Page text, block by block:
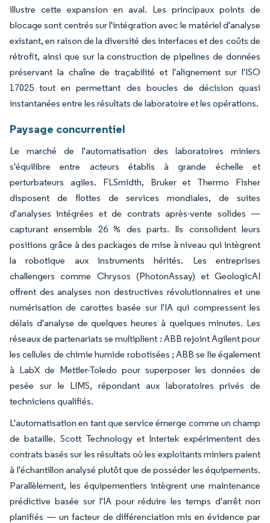
illustre cette expansion en aval. Les principaux points de
blocage sont centrés sur l'intégration avec le matériel d'analyse
existant, en raison de la diversité des interfaces et des coûts de
rétrofit, ainsi que sur la construction de pipelines de données
préservant la chaîne de traçabilité et l'alignement sur l'ISO
17025 tout en permettant des boucles de décision quasi
instantanées entre les résultats de laboratoire et les opérations.
Paysage concurrentiel
Le marché de l'automatisation des laboratoires miniers
s'équilibre entre acteurs établis à grande échelle et
perturbateurs agiles. FLSmidth, Bruker et Thermo Fisher
disposent de flottes de services mondiales, de suites
d'analyses intégrées et de contrats après-vente solides —
capturant ensemble 26 % des parts. Ils consolident leurs
positions grâce à des packages de mise à niveau qui intègrent
la robotique aux instruments hérités. Les entreprises
challengers comme Chrysos (PhotonAssay) et GeologicAI
offrent des analyses non destructives révolutionnaires et une
numérisation de carottes basée sur l'IA qui compressent les
délais d'analyse de quelques heures à quelques minutes. Les
réseaux de partenariats se multiplient : ABB rejoint Agilent pour
les cellules de chimie humide robotisées ; ABB se lie également
à LabX de Mettler-Toledo pour superposer les données de
pesée sur le LIMS, répondant aux laboratoires privés de
techniciens qualifiés.
L'automatisation en tant que service émerge comme un champ
de bataille. Scott Technology et Intertek expérimentent des
contrats basés sur les résultats où les exploitants miniers paient
à l'échantillon analysé plutôt que de posséder les équipements.
Parallèlement, les équipementiers intègrent une maintenance
prédictive basée sur l'IA pour réduire les temps d'arrêt non
planifiés — un facteur de différenciation mis en évidence par